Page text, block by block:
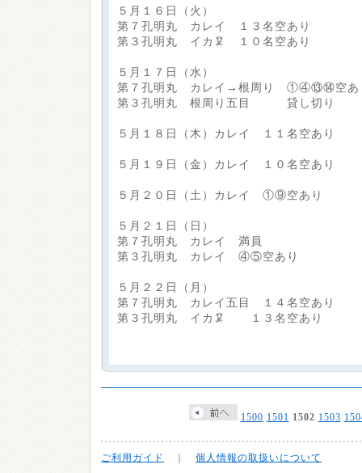
５月１６日（火）
第７孔明丸 カレイ １３名空あり
第３孔明丸 イカ🦑 １０名空あり
５月１７日（水）
第７孔明丸 カレイ→根周り ①④⑬⑭空あ
第３孔明丸 根周り五目 貸し切り
５月１８日（木）カレイ １１名空あり
５月１９日（金）カレイ １０名空あり
５月２０日（土）カレイ ①⑨空あり
５月２１日（日）
第７孔明丸 カレイ 満員
第３孔明丸 カレイ ④⑤空あり
５月２２日（月）
第７孔明丸 カレイ五目 １４名空あり
第３孔明丸 イカ🦑 １３名空あり
1500 1501 1502 1503
ご利用ガイド 個人情報の取扱いについて